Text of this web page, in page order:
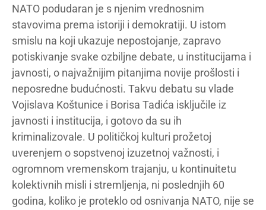
NATO podudaran je s njenim vrednosnim
stavovima prema istoriji i demokratiji. U istom
smislu na koji ukazuje nepostojanje, zapravo
potiskivanje svake ozbiljne debate, u institucijama i
javnosti, o najvažnijim pitanjima novije prošlosti i
neposredne budućnosti. Takvu debatu su vlade
Vojislava Koštunice i Borisa Tadića isključile iz
javnosti i institucija, i gotovo da su ih
kriminalizovale. U političkoj kulturi prožetoj
uverenjem o sopstvenoj izuzetnoj važnosti, i
ogromnom vremenskom trajanju, u kontinuitetu
kolektivnih misli i stremljenja, ni poslednjih 60
godina, koliko je proteklo od osnivanja NATO, nije se